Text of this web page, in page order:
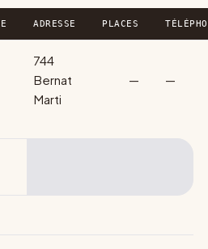
ADRESSE PLACES
744
Bernat
Marti
— —